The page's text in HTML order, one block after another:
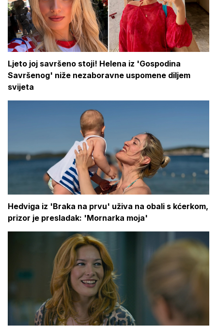
Ljeto joj savršeno stoji! Helena iz 'Gospodina
Savršenog' niže nezaboravne uspomene diljem
svijeta
Hedviga iz 'Braka na prvu' uživa na obali s kćerkom,
prizor je presladak: 'Mornarka moja'